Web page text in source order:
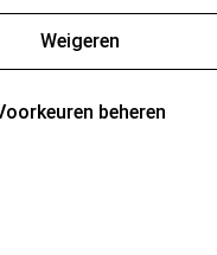
Weigeren
beheren